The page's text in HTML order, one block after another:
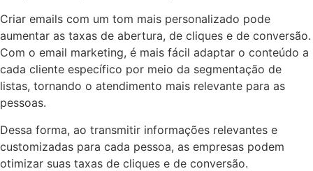
Criar emails com um tom mais personalizado pode
aumentar as taxas de abertura, de cliques e de conversão.
Com o email marketing, é mais fácil adaptar o conteúdo a
cada cliente específico por meio da segmentação de
listas, tornando o atendimento mais relevante para as
pessoas.
Dessa forma, ao transmitir informações relevantes e
customizadas para cada pessoa, as empresas podem
otimizar suas taxas de cliques e de conversão.